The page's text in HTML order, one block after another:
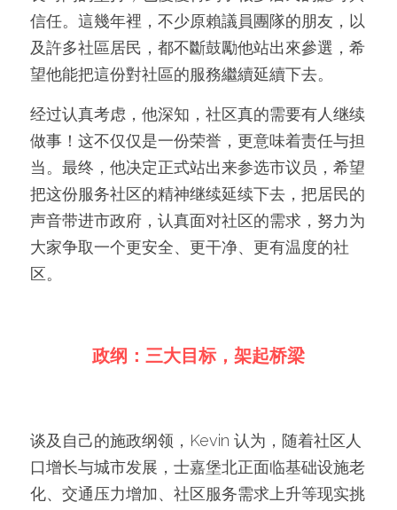
信任。這幾年裡，不少原賴議員團隊的朋友，以
及許多社區居民，都不斷鼓勵他站出來參選，希
望他能把這份對社區的服務繼續延續下去。
经过认真考虑，他深知，社区真的需要有人继续
做事！这不仅仅是一份荣誉，更意味着责任与担
当。最终，他决定正式站出来参选市议员，希望
把这份服务社区的精神继续延续下去，把居民的
声音带进市政府，认真面对社区的需求，努力为
大家争取一个更安全、更干净、更有温度的社
区。
政纲：三大目标，架起桥梁
谈及自己的施政纲领，Kevin 认为，随着社区人
口增长与城市发展，士嘉堡北正面临基础设施老
化、交通压力增加、社区服务需求上升等现实挑